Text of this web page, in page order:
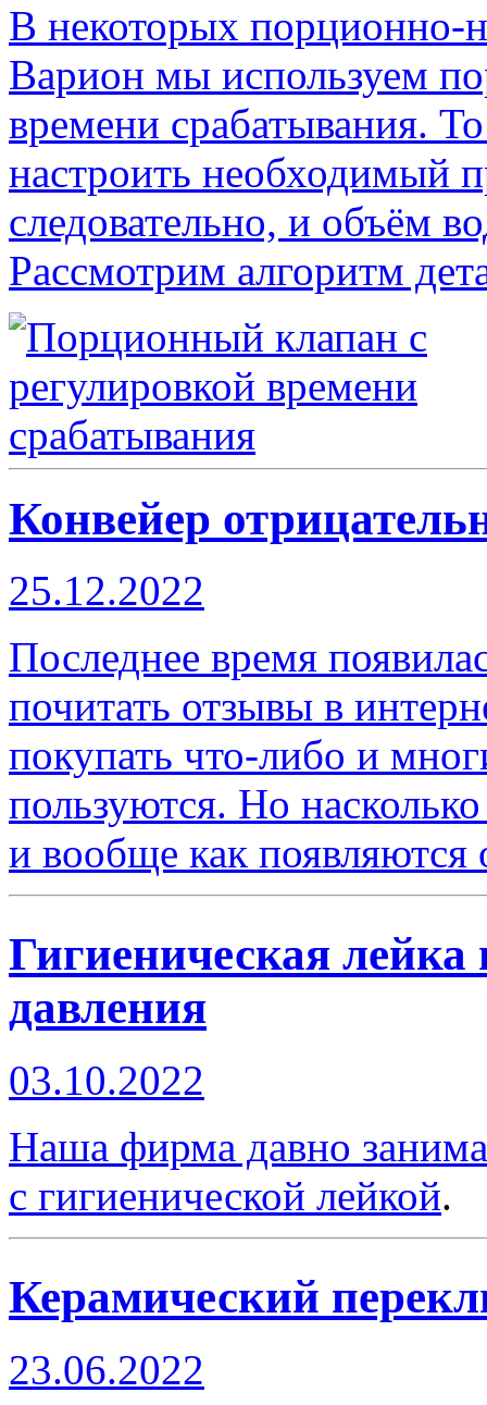
В некоторых порционно-
Варион мы используем
времени срабатывания.
настроить необходимый
следовательно, и объём
Рассмотрим алгоритм
Конвейер
25.12.2022
Последнее время
почитать отзывы в
покупать что-либо и
пользуются. Но
и вообще как появляются
Гигиеническая лейка
давления
03.10.2022
Наша фирма давно
с гигиенической лейкой.
Керамический
23.06.2022